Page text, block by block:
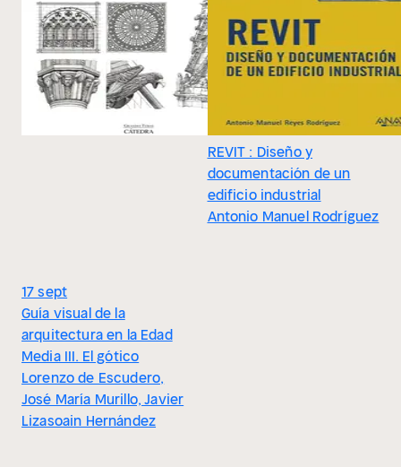
17 sept
Guía visual de la
arquitectura en la Edad
Media III. El gótico
Lorenzo de Escudero,
José María Murillo, Javier
Lizasoain Hernández
REVIT : Diseño y
documentación de un
edificio industrial
Antonio Manuel Rodríguez